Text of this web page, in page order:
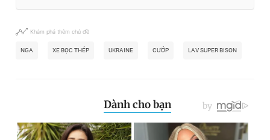
Khám phá thêm chủ đề
NGA XE BỌC THÉP UKRAINE CƯỚP LAV SUPER BISON